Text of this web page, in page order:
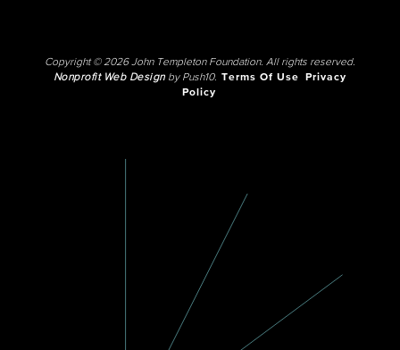
Copyright © 2026 John Templeton Foundation. All rights reserved.
Nonprofit Web Designby Push10. Terms Of Use
Privacy
Policy